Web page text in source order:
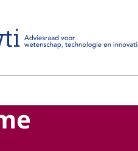
homepage van Adviesraad